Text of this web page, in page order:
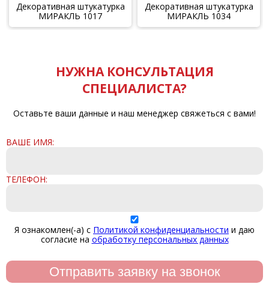
Декоративная штукатурка
МИРАКЛЬ 1017
Декоративная штукатурка
МИРАКЛЬ 1034
НУЖНА КОНСУЛЬТАЦИЯ
СПЕЦИАЛИСТА?
Оставьте ваши данные и наш менеджер свяжеться с вами!
ВАШЕ ИМЯ:
ТЕЛЕФОН:
Я ознакомлен(-а) с Политикой конфиденциальности и даю
согласие на обработку персональных данных